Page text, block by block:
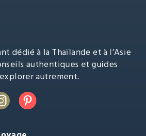
dédié à la Thaïlande et à l’Asie
authentiques et guides
autrement.